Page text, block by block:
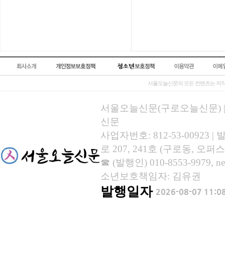
서울오늘신문의 모든 컨텐츠는 저
서울오늘신문(구로오늘신문)
신문
사업자번호: 812-53-00923 |
로 207, 241호 (구로동, 오퍼
☎ (발행인) 010-8553-9979,
소년보호책임자: 김유권
발행일자